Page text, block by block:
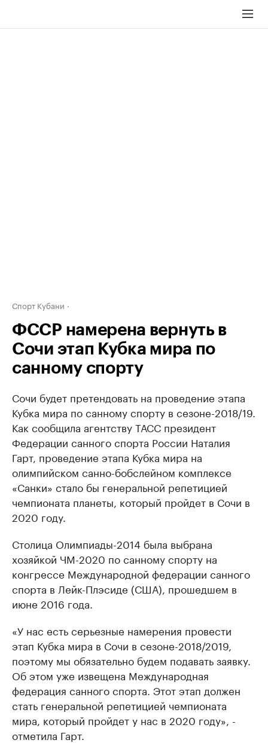
Спорт Кубани
ФССР намерена вернуть в
Сочи этап Кубка мира по
санному спорту
Сочи будет претендовать на проведение этапа
Кубка мира по санному спорту в сезоне-2018/19.
Как сообщила агентству ТАСС президент
Федерации санного спорта России Наталия
Гарт, проведение этапа Кубка мира на
олимпийском санно-бобслейном комплексе
«Санки» стало бы генеральной репетицией
чемпионата планеты, который пройдет в Сочи в
2020 году.
Столица Олимпиады-2014 была выбрана
хозяйкой ЧМ-2020 по санному спорту на
конгрессе Международной федерации санного
спорта в Лейк-Плэсиде (США), прошедшем в
июне 2016 года.
«У нас есть серьезные намерения провести
этап Кубка мира в Сочи в сезоне-2018/2019,
поэтому мы обязательно будем подавать заявку.
Об этом уже извещена Международная
федерация санного спорта. Этот этап должен
стать генеральной репетицией чемпионата
мира, который пройдет у нас в 2020 году», -
отметила Гарт.